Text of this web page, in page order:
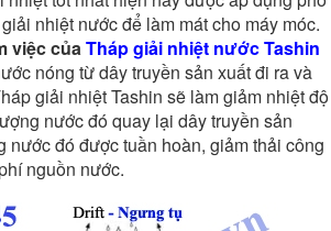
nhiệt nước để làm mát cho máy móc.
củaTháp giải nhiệt nước Tashin
nóng từ dây truyền sản xuất đi ra và
giải nhiệt Tashin sẽ làm giảm nhiệt độ
nước đó quay lại dây truyền sản
nước đó được tuần hoàn, giảm thải công
nguồn nước.